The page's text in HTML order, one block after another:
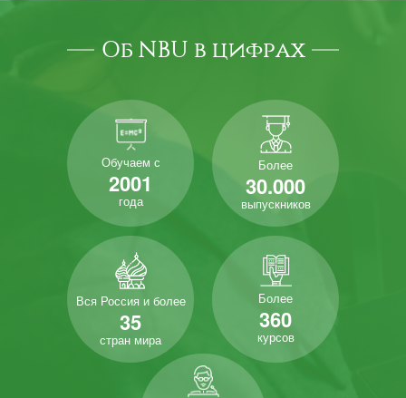
Об NBU в цифрах
Обучаем с
2001
года
Более
30.000
выпускников
Вся Россия и более
35
стран мира
Более
360
курсов